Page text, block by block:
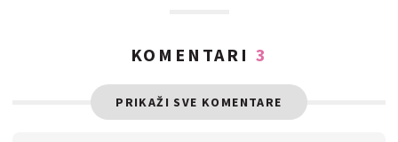
KOMENTARI 3
PRIKAŽI SVE KOMENTARE